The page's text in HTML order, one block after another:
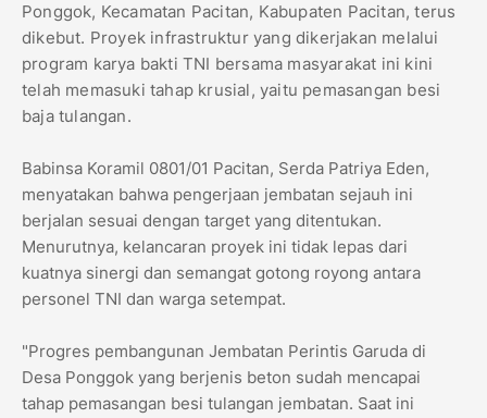
Ponggok, Kecamatan Pacitan, Kabupaten Pacitan, terus
dikebut. Proyek infrastruktur yang dikerjakan melalui
program karya bakti TNI bersama masyarakat ini kini
telah memasuki tahap krusial, yaitu pemasangan besi
baja tulangan.
​Babinsa Koramil 0801/01 Pacitan, Serda Patriya Eden,
menyatakan bahwa pengerjaan jembatan sejauh ini
berjalan sesuai dengan target yang ditentukan.
Menurutnya, kelancaran proyek ini tidak lepas dari
kuatnya sinergi dan semangat gotong royong antara
personel TNI dan warga setempat.
​"Progres pembangunan Jembatan Perintis Garuda di
Desa Ponggok yang berjenis beton sudah mencapai
tahap pemasangan besi tulangan jembatan. Saat ini